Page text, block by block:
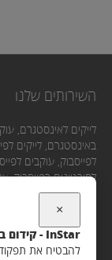
השירותים שלנו
לייקים לאינסטגרם,
באינסטגרם, לייקים
לפייסבוק, עוקבים
לסירטונים בפייסבוק,
לייקים ליוטיוב, תגובות
יצירת קשר
×
InStar - קידום במדיה החברתית
להבטיח את